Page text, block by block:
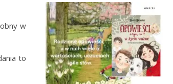
w
to